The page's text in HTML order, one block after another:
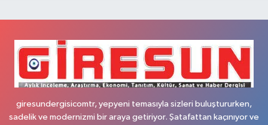
giresundergisicomtr, yepyeni temasıyla sizleri buluştururken,
sadelik ve modernizmi bir araya getiriyor. Şatafattan kaçınıyor ve